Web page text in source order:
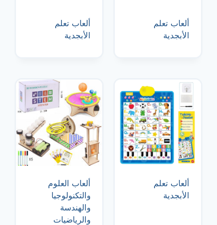
ألعاب تعلم
الأبجدية
ألعاب تعلم
الأبجدية
ألعاب تعلم
الأبجدية
ألعاب العلوم
والتكنولوجيا
والهندسة
والرياضيات